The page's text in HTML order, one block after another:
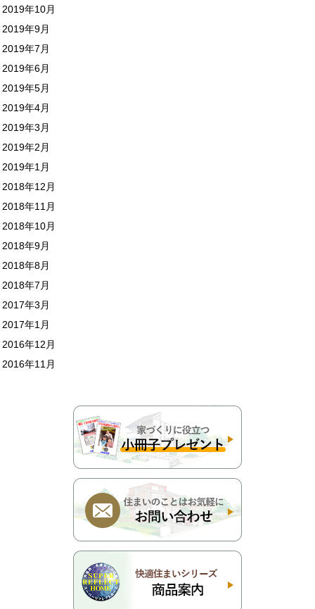
2019年10月
2019年9月
2019年7月
2019年6月
2019年5月
2019年4月
2019年3月
2019年2月
2019年1月
2018年12月
2018年11月
2018年10月
2018年9月
2018年8月
2018年7月
2017年3月
2017年1月
2016年12月
2016年11月